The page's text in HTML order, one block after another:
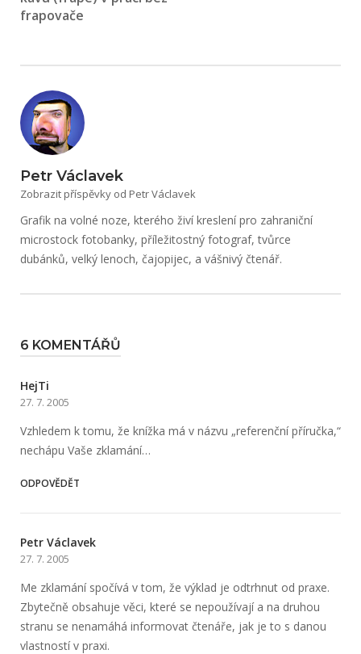
frapovače
Petr Václavek
Zobrazit příspěvky od Petr Václavek
Grafik na volné noze, kterého živí kreslení pro zahraniční
microstock fotobanky, příležitostný fotograf, tvůrce
dubánků, velký lenoch, čajopijec, a vášnivý čtenář.
6 KOMENTÁŘŮ
HejTi
27. 7. 2005
Vzhledem k tomu, že knížka má v názvu „referenční příručka,“
nechápu Vaše zklamání…
ODPOVĚDĚT
Petr Václavek
27. 7. 2005
Me zklamání spočívá v tom, že výklad je odtrhnut od praxe.
Zbytečně obsahuje věci, které se nepoužívají a na druhou
stranu se nenamáhá informovat čtenáře, jak je to s danou
vlastností v praxi.